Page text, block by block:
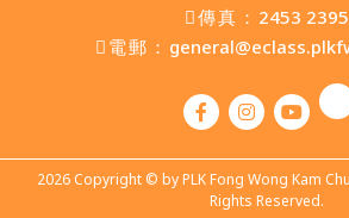
傳真： 2453 2395
電郵：
2026 Copyright © by PLK Fong Wong Kam
Rights Reserved.